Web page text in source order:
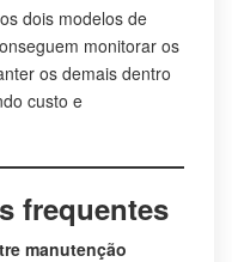
dois modelos de
monitorar os
os demais dentro
custo e
frequentes
manutenção